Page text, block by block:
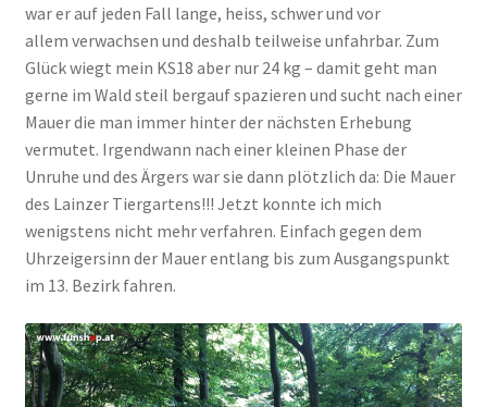
war er auf jeden Fall lange, heiss, schwer und vor
allem verwachsen und deshalb teilweise unfahrbar. Zum
Glück wiegt mein KS18 aber nur 24 kg – damit geht man
gerne im Wald steil bergauf spazieren und sucht nach einer
Mauer die man immer hinter der nächsten Erhebung
vermutet. Irgendwann nach einer kleinen Phase der
Unruhe und des Ärgers war sie dann plötzlich da: Die Mauer
des Lainzer Tiergartens!!! Jetzt konnte ich mich
wenigstens nicht mehr verfahren. Einfach gegen dem
Uhrzeigersinn der Mauer entlang bis zum Ausgangspunkt
im 13. Bezirk fahren.